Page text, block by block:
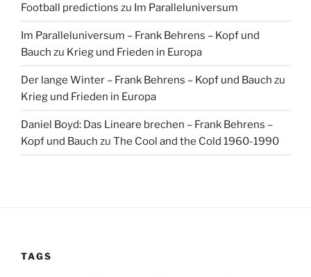
Football predictions zu Im Paralleluniversum
Im Paralleluniversum – Frank Behrens – Kopf und
Bauch zu Krieg und Frieden in Europa
Der lange Winter – Frank Behrens – Kopf und Bauch zu
Krieg und Frieden in Europa
Daniel Boyd: Das Lineare brechen – Frank Behrens –
Kopf und Bauch zu The Cool and the Cold 1960-1990
TAGS